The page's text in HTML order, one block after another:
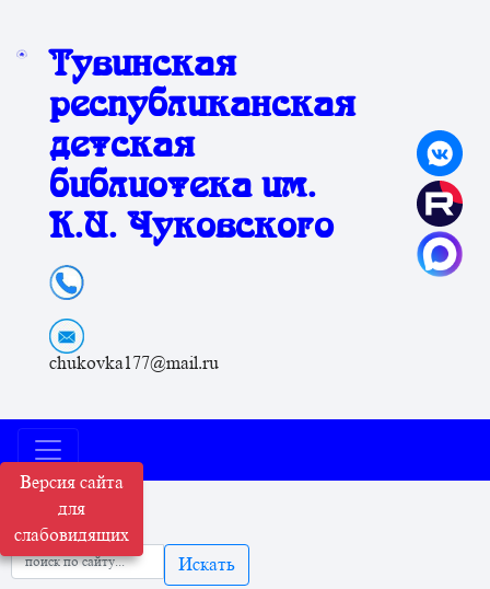
Версия сайта
для
слабовидящих
Тувинская
республиканская
детская
библиотека им.
К.И. Чуковского
chukovka177@mail.ru
Искать